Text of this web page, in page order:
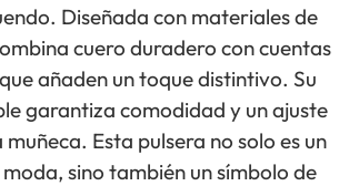
Diseñada con materiales de
cuero duradero con cuentas
añaden un toque distintivo. Su
garantiza comodidad y un ajuste
Esta pulsera no solo es un
sino también un símbolo de